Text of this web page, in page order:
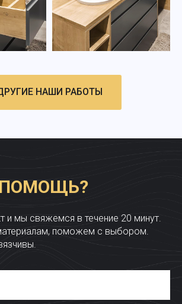
НАШИ РАБОТЫ
и мы свяжемся в течение 20 минут.
поможем с выбором.